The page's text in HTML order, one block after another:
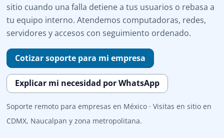
sitio cuando una falla detiene a tus usuarios o rebasa a
tu equipo interno. Atendemos computadoras, redes,
servidores y accesos con seguimiento ordenado.
Cotizar soporte para mi empresa
Explicar mi necesidad por WhatsApp
Soporte remoto para empresas en México · Visitas en sitio en
CDMX, Naucalpan y zona metropolitana.